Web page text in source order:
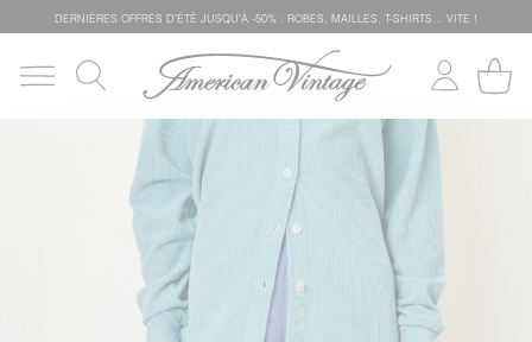
DERNIÈRES OFFRES D'ÉTÊ JUSQU'À -50% : ROBES, MAILLES, T-SHIRTS... VITE !